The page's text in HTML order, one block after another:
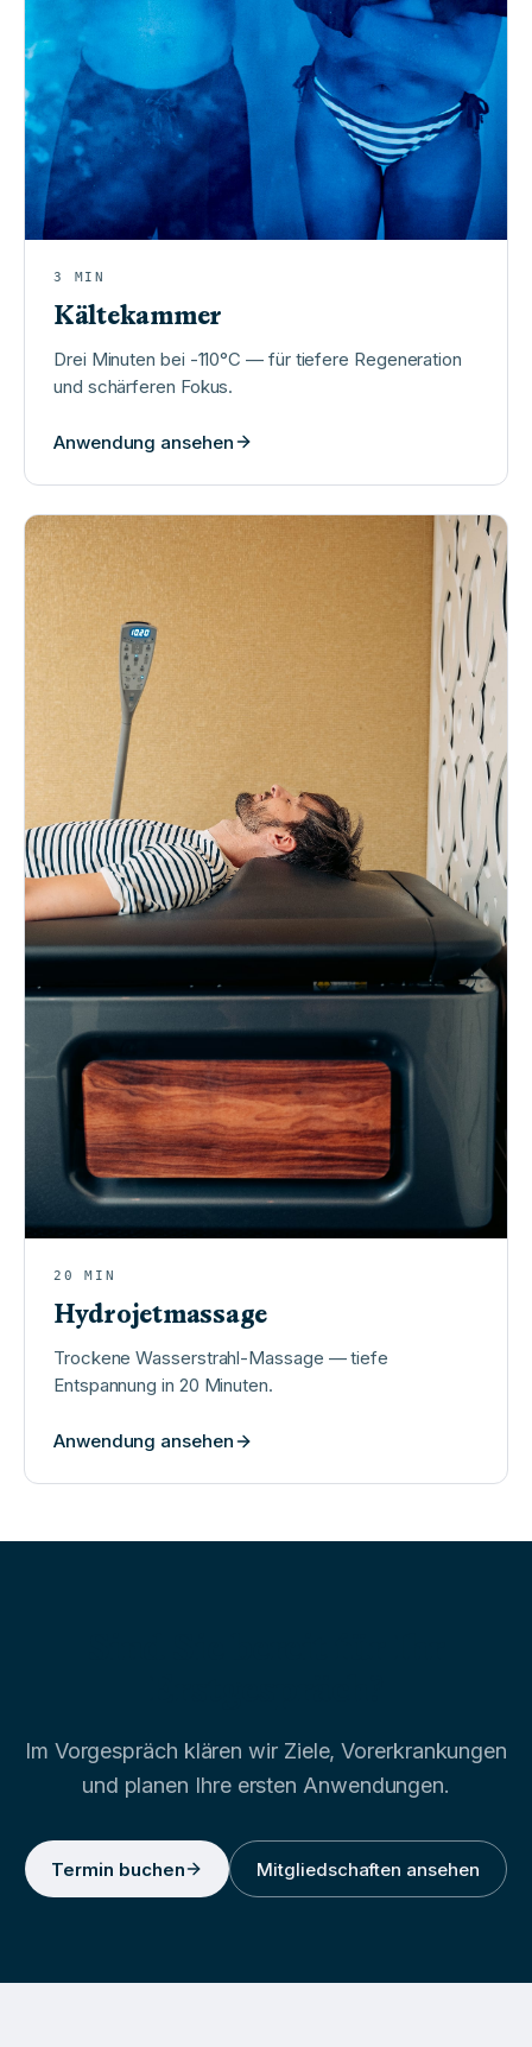
3 MIN
Kältekammer
Drei Minuten bei -110°C — für tiefere Regeneration
und schärferen Fokus.
Anwendung ansehen
20 MIN
Hydrojetmassage
Trockene Wasserstrahl-Massage — tiefe
Entspannung in 20 Minuten.
Anwendung ansehen
Im Vorgespräch klären wir Ziele, Vorerkrankungen
und planen Ihre ersten Anwendungen.
Termin buchen Mitgliedschaften ansehen